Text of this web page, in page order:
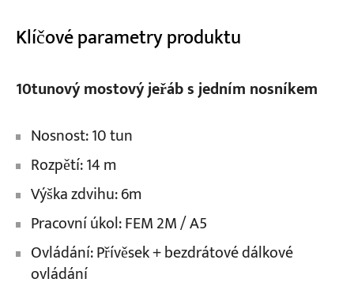
Klíčové parametry produktu
10tunový mostový jeřáb s jedním nosníkem
Nosnost: 10 tun
Rozpětí: 14 m
Výška zdvihu: 6m
Pracovní úkol: FEM 2M / A5
Ovládání: Přívěsek + bezdrátové dálkové
ovládání